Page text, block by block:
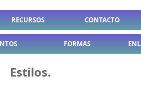
RECURSOS CONTACTO
FORMAS
Estilos.